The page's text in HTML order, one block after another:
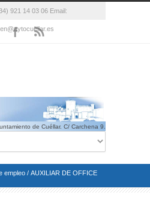
921 14 03 06 Email:
de Cuéllar. C/ Carchena 9.
empleo / AUXILIAR DE OFFICE